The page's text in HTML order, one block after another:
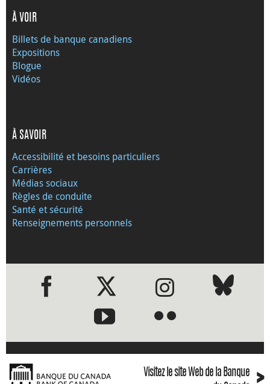
À VOIR
Billets de banque canadiens
Expositions
Blogue
Vidéos
À SAVOIR
Accessibilité et besoins particuliers
Carrières
Médias sociaux
Règles de conduite
Santé et sécurité
Renseignements personnels
●●
Visitez le site Web de la Banque